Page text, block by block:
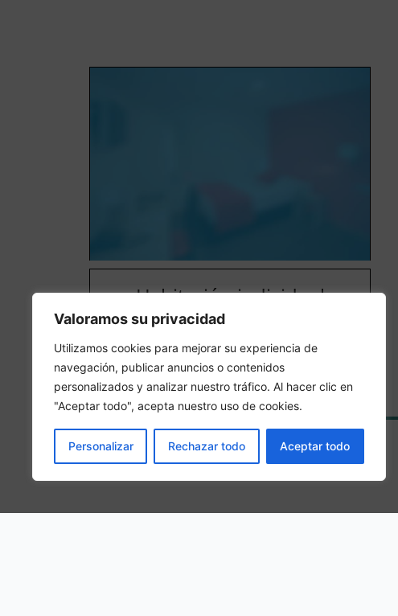
Valoramos su privacidad
Utilizamos cookies para mejorar su experiencia de
navegación, publicar anuncios o contenidos
personalizados y analizar nuestro tráfico. Al hacer clic en
"Aceptar todo", acepta nuestro uso de cookies.
Personalizar Rechazar todo Aceptar todo
Habitación individual
En una habitación individual, se hospedará 1 persona
adulta en la habitación